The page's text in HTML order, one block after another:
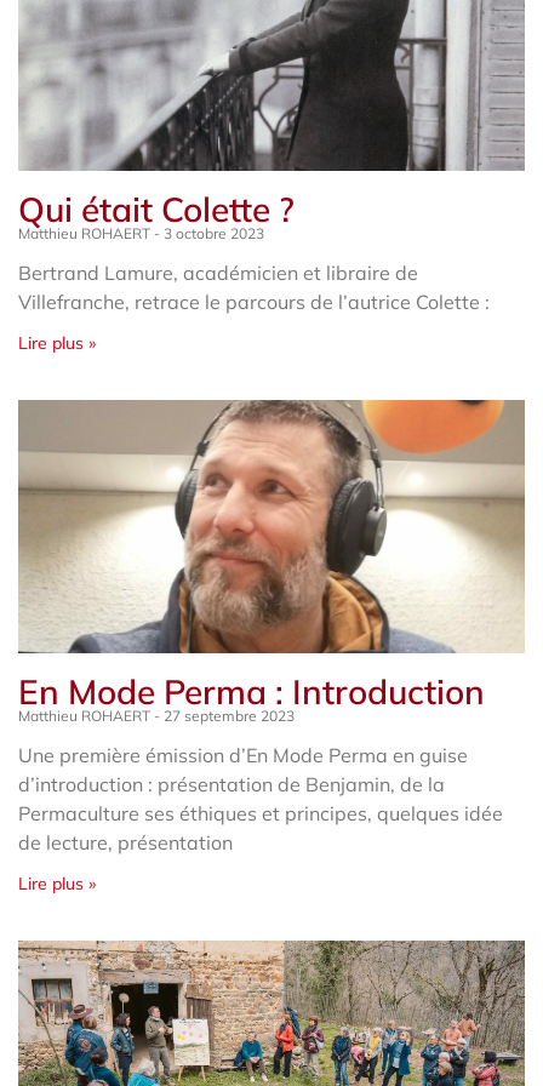
Qui était Colette ?
Matthieu ROHAERT 3 octobre 2023
Bertrand Lamure, académicien et libraire de
Villefranche, retrace le parcours de l’autrice Colette :
Lire plus »
En Mode Perma : Introduction
Matthieu ROHAERT 27 septembre 2023
Une première émission d’En Mode Perma en guise
d’introduction : présentation de Benjamin, de la
Permaculture ses éthiques et principes, quelques idée
de lecture, présentation
Lire plus »